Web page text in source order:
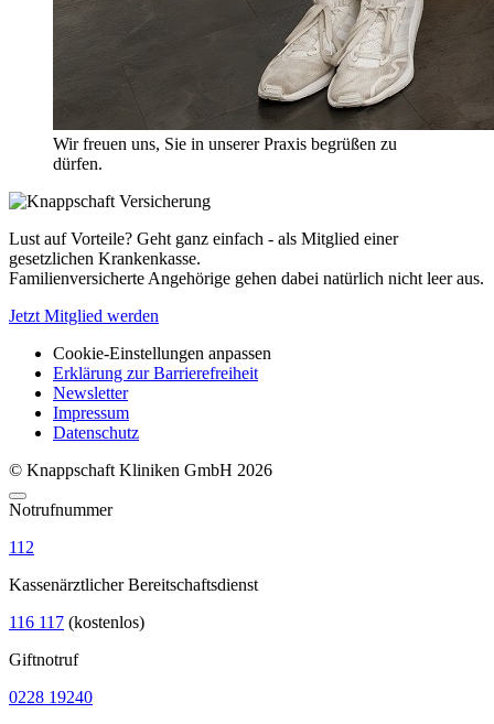
Wir freuen uns, Sie in unserer Praxis begrüßen zu
dürfen.
Lust auf Vorteile? Geht ganz einfach - als Mitglied einer
gesetzlichen Krankenkasse.
Familienversicherte Angehörige gehen dabei natürlich nicht leer aus.
Jetzt Mitglied werden
Cookie-Einstellungen anpassen
Erklärung zur Barrierefreiheit
Newsletter
Impressum
Datenschutz
© Knappschaft Kliniken GmbH 2026
Notrufnummer
112
Kassenärztlicher Bereitschaftsdienst
116 117 (kostenlos)
Giftnotruf
0228 19240